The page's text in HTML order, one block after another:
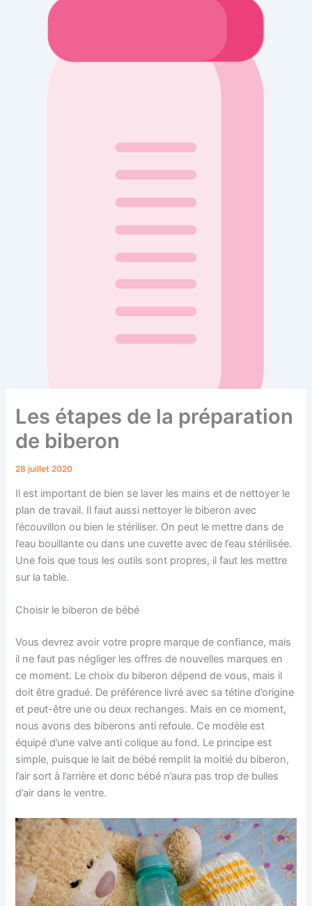
Les étapes de la préparation
de biberon
28 juillet 2020
Il est important de bien se laver les mains et de nettoyer le
plan de travail. Il faut aussi nettoyer le biberon avec
l’écouvillon ou bien le stériliser. On peut le mettre dans de
l’eau bouillante ou dans une cuvette avec de l’eau stérilisée.
Une fois que tous les outils sont propres, il faut les mettre
sur la table.
Choisir le biberon de bébé
Vous devrez avoir votre propre marque de confiance, mais
il ne faut pas négliger les offres de nouvelles marques en
ce moment. Le choix du biberon dépend de vous, mais il
doit être gradué. De préférence livré avec sa tétine d’origine
et peut-être une ou deux rechanges. Mais en ce moment,
nous avons des biberons anti refoule. Ce modèle est
équipé d’une valve anti colique au fond. Le principe est
simple, puisque le lait de bébé remplit la moitié du biberon,
l’air sort à l’arrière et donc bébé n’aura pas trop de bulles
d’air dans le ventre.